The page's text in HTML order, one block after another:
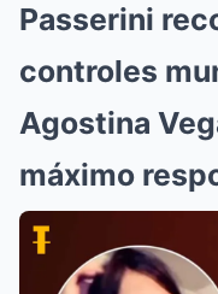
Passerini
controles
Agostina
máximo